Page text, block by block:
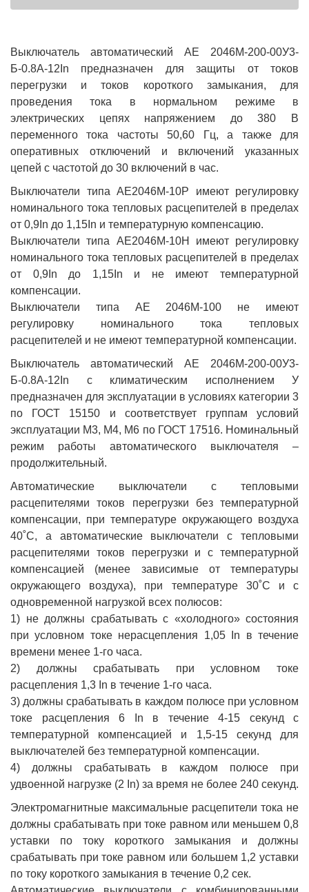
Выключатель автоматический АЕ 2046М-200-00У3-
Б-0.8А-12In предназначен для защиты от токов
перегрузки и токов короткого замыкания, для
проведения тока в нормальном режиме в
электрических цепях напряжением до 380 В
переменного тока частоты 50,60 Гц, а также для
оперативных отключений и включений указанных
цепей с частотой до 30 включений в час.
Выключатели типа АЕ2046М-10Р имеют регулировку
номинального тока тепловых расцепителей в пределах
от 0,9In до 1,15In и температурную компенсацию.
Выключатели типа АЕ2046М-10Н имеют регулировку
номинального тока тепловых расцепителей в пределах
от 0,9In до 1,15In и не имеют температурной
компенсации.
Выключатели типа АЕ 2046М-100 не имеют
регулировку номинального тока тепловых
расцепителей и не имеют температурной компенсации.
Выключатель автоматический АЕ 2046М-200-00У3-
Б-0.8А-12In с климатическим исполнением У
предназначен для эксплуатации в условиях категории 3
по ГОСТ 15150 и соответствует группам условий
эксплуатации М3, М4, М6 по ГОСТ 17516. Номинальный
режим работы автоматического выключателя –
продолжительный.
Автоматические выключатели с тепловыми
расцепителями токов перегрузки без температурной
компенсации, при температуре окружающего воздуха
40˚С, а автоматические выключатели с тепловыми
расцепителями токов перегрузки и с температурной
компенсацией (менее зависимые от температуры
окружающего воздуха), при температуре 30˚С и с
одновременной нагрузкой всех полюсов:
1) не должны срабатывать с «холодного» состояния
при условном токе нерасцепления 1,05 In в течение
времени менее 1-го часа.
2) должны срабатывать при условном токе
расцепления 1,3 In в течение 1-го часа.
3) должны срабатывать в каждом полюсе при условном
токе расцепления 6 In в течение 4-15 секунд с
температурной компенсацией и 1,5-15 секунд для
выключателей без температурной компенсации.
4) должны срабатывать в каждом полюсе при
удвоенной нагрузке (2 In) за время не более 240 секунд.
Электромагнитные максимальные расцепители тока не
должны срабатывать при токе равном или меньшем 0,8
уставки по току короткого замыкания и должны
срабатывать при токе равном или большем 1,2 уставки
по току короткого замыкания в течение 0,2 сек.